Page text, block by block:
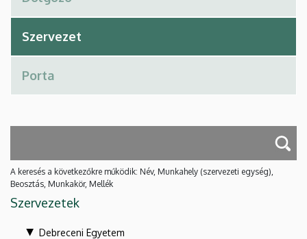
A keresés a következőkre működik: Név, Munkahely (szervezeti egység),
Beosztás, Munkakör, Mellék
Szervezetek
Debreceni Egyetem